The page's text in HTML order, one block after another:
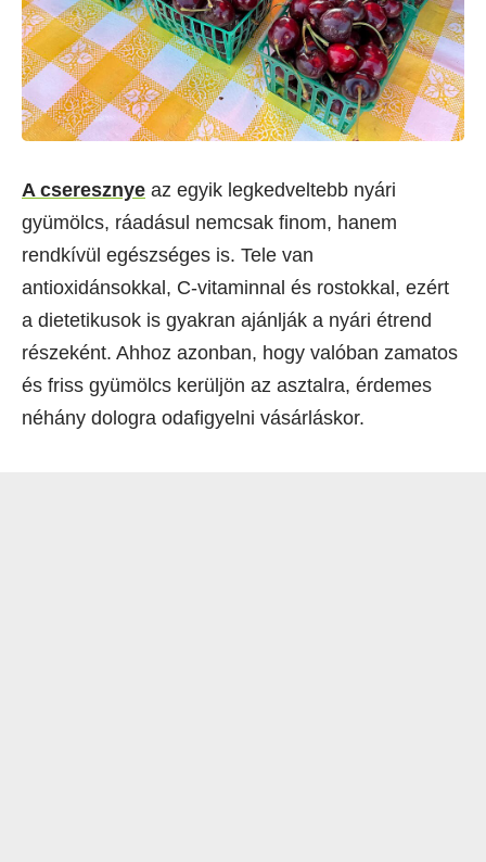
A cseresznye az egyik legkedveltebb nyári
gyümölcs, ráadásul nemcsak finom, hanem
rendkívül egészséges is. Tele van
antioxidánsokkal, C-vitaminnal és rostokkal, ezért
a dietetikusok is gyakran ajánlják a nyári étrend
részeként. Ahhoz azonban, hogy valóban zamatos
és friss gyümölcs kerüljön az asztalra, érdemes
néhány dologra odafigyelni vásárláskor.